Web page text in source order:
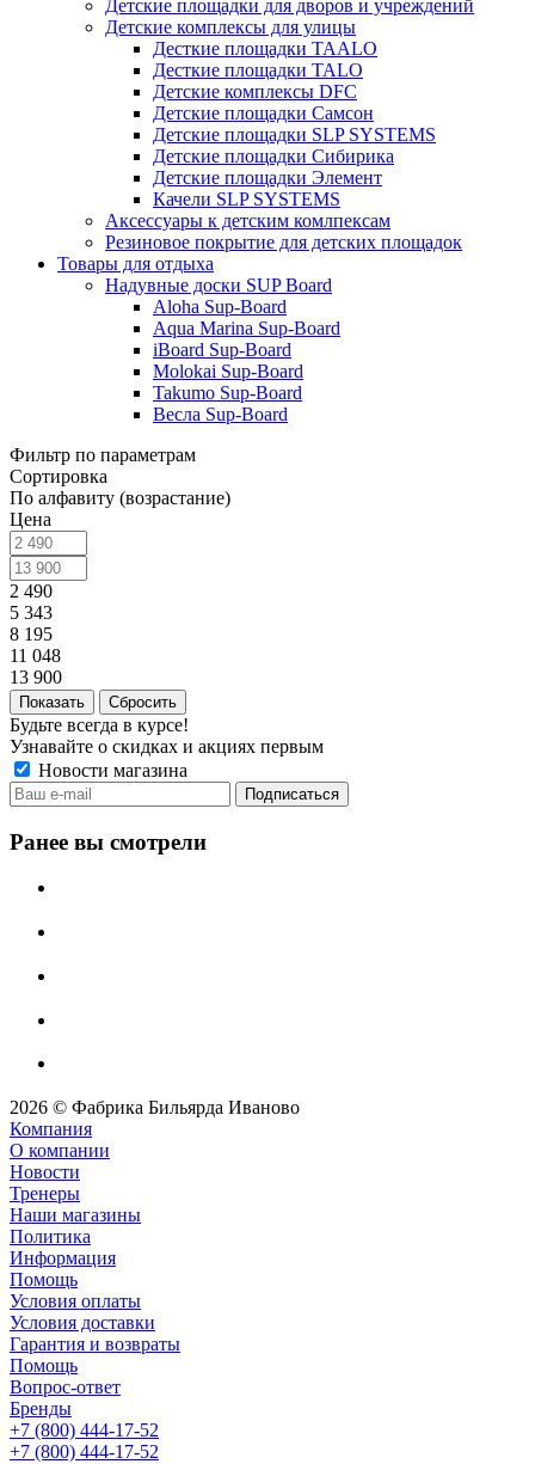
Детские площадки для дворов и учреждений
Детские комплексы для улицы
Десткие площадки TAALO
Десткие площадки TALO
Детские комплексы DFC
Детские площадки Самсон
Детские площадки SLP SYSTEMS
Детские площадки Сибирика
Детские площадки Элемент
Качели SLP SYSTEMS
Аксессуары к детским комлпексам
Резиновое покрытие для детских площадок
Товары для отдыха
Надувные доски SUP Board
Aloha Sup-Board
Aqua Marina Sup-Board
iBoard Sup-Board
Molokai Sup-Board
Takumo Sup-Board
Весла Sup-Board
Фильтр по параметрам
Сортировка
По алфавиту (возрастание)
Цена
2 490
5 343
8 195
11 048
13 900
Сбросить
Будьте всегда в курсе!
Узнавайте о скидках и акциях первым
Новости магазина
Ранее вы смотрели
2026 © Фабрика Бильярда Иваново
Компания
О компании
Новости
Тренеры
Наши магазины
Политика
Информация
Помощь
Условия оплаты
Условия доставки
Гарантия и возвраты
Помощь
Вопрос-ответ
Бренды
+7 (800) 444-17-52
+7 (800) 444-17-52